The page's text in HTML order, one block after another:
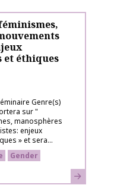
et éthiques
Genre(s)
sur "
manosphères
enjeux
» et sera...
Gender
Learn more